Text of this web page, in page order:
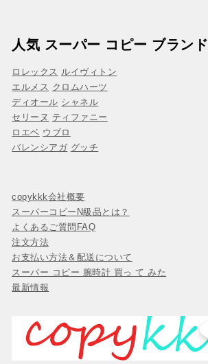
人気 スーパー コピー ブランド
ロレックス ルイヴィトン
エルメス クロムハーツ
ディオール シャネル
セリーヌ ティファニー
ロエベ ウブロ
バレンシアガ グッチ
copykkk会社概要
スーパーコピーN級品とは？
よくあるご質問FAQ
注文方法
お支払い方法＆配送について
スーパー コピー 腕時計 買っ て みた
最新情報